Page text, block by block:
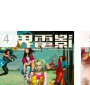
業的錄音師和錄
典音樂產業相關的
樂刊》的發行人，
董事長的孫家璁笑
4